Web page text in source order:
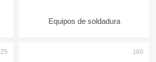
Equipos de soldadura